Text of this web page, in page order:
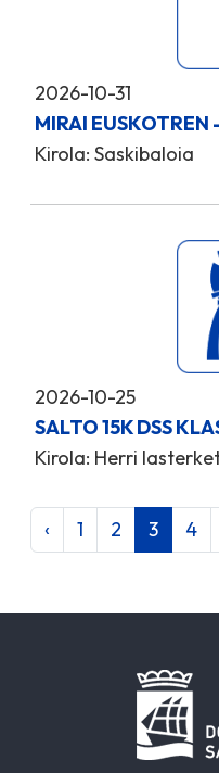
2026-10-31
MIRAI EUSKOTREN
Kirola: Saskibaloia
2026-10-25
SALTO 15K DSS
Kirola: Herri
‹ 1 2 3 4